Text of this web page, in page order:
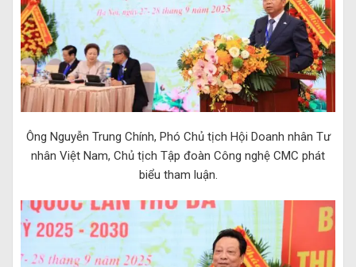
Ông Nguyễn Trung Chính, Phó Chủ tịch Hội Doanh nhân Tư
nhân Việt Nam, Chủ tịch Tập đoàn Công nghệ CMC phát
biểu tham luận.